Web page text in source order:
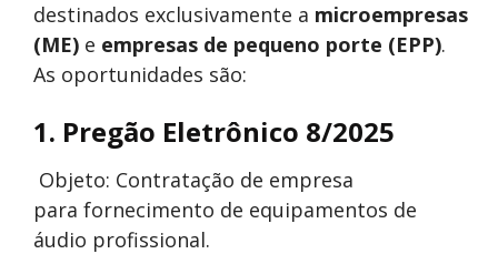
destinados exclusivamente a microempresas
(ME) e empresas de pequeno porte (EPP).
As oportunidades são:
1. Pregão Eletrônico 8/2025
Objeto: Contratação de empresa
para fornecimento de equipamentos de
áudio profissional.